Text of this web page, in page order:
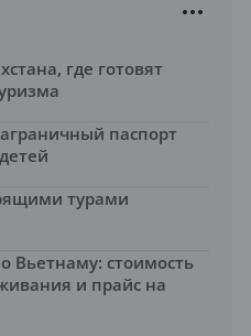
где готовят
паспорт
турами
Вьетнаму: стоимость
и прайс на